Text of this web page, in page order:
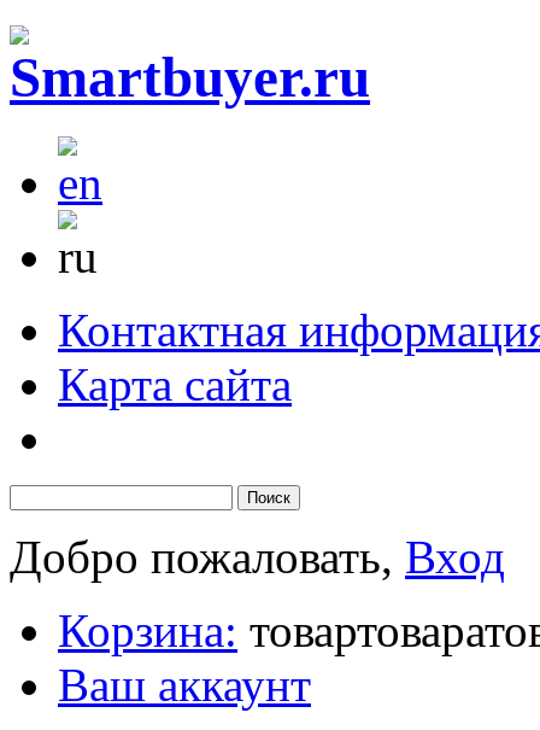
Контактная
Карта сайта
Добро пожаловать, Вход
Корзина: товартовара
Ваш аккаунт